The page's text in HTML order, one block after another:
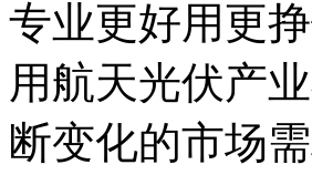
专业更好用更
用航天光伏产
断变化的市场